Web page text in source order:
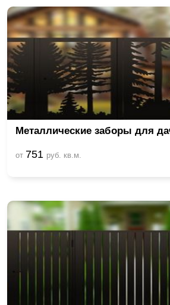
Металлические заборы для
от 751 руб. кв.м.